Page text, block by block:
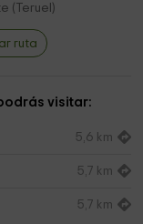
( Teruel )
ruta
visitar:
5,6 km
5,7 km
5,7 km